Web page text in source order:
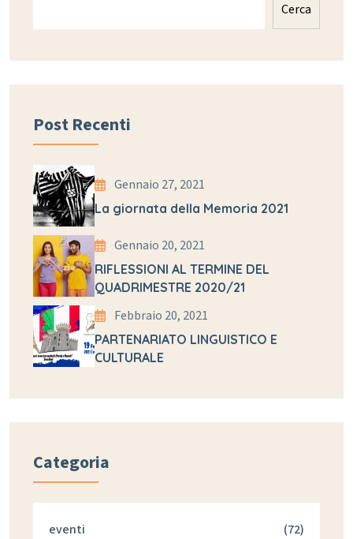
Cerca
Post Recenti
Gennaio 27, 2021
La giornata della Memoria 2021
Gennaio 20, 2021
RIFLESSIONI AL TERMINE DEL
QUADRIMESTRE 2020/21
Febbraio 20, 2021
PARTENARIATO LINGUISTICO E
CULTURALE
Categoria
eventi (72)